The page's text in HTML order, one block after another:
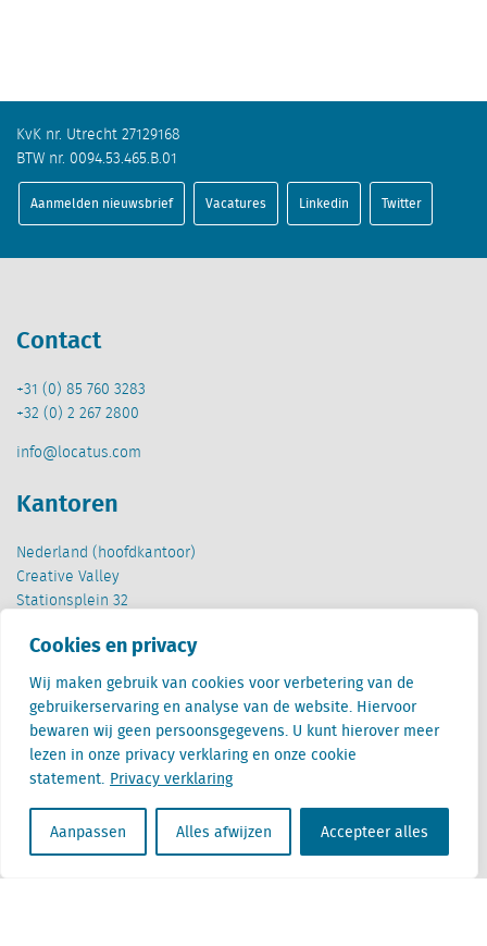
Cookies en privacy
Wij maken gebruik van cookies voor verbetering van de
gebruikerservaring en analyse van de website. Hiervoor
bewaren wij geen persoonsgegevens. U kunt hierover meer
lezen in onze privacy verklaring en onze cookie
statement. Privacy verklaring
Aanpassen Alles afwijzen Accepteer alles
KvK nr. Utrecht 27129168
BTW nr. 0094.53.465.B.01
Aanmelden nieuwsbrief Vacatures Linkedin Twitter
Contact
+31 (0) 85 760 3283
+32 (0) 2 267 2800
info@locatus.com
Kantoren
Nederland (hoofdkantoor)
Creative Valley
Stationsplein 32
Cantersteen 47
1000 Brussel